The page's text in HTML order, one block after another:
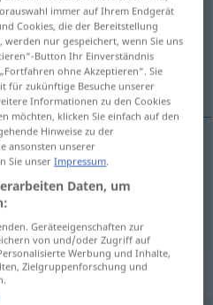
anklicken/antippen)
"illasinnad"
immer auf Ihrem Endgerät
Cookies, die der Bereitstellung
nur gespeichert, wenn Sie uns
Button Ihr Einverständnis
ohne Akzeptieren“. Sie
für zukünftige Besuche unserer
Informationen zu den Cookies
möchten, klicken Sie einfach auf den
Hinweise zu der
ansonsten unserer
Sie unserImpressum.
Daten, um
Geräteeigenschaften zur
von und/oder Zugriff auf
Werbung und Inhalte,
Zielgruppenforschung und